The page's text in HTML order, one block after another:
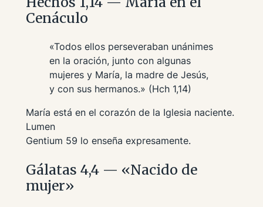
Cenáculo
«Todos ellos perseveraban unánimes
en la oración, junto con algunas
mujeres y María, la madre de Jesús,
y con sus hermanos.» (Hch 1,14)
María está en el corazón de la Iglesia naciente.
Lumen
Gentium 59 lo enseña expresamente.
Gálatas 4,4 — «Nacido de
mujer»